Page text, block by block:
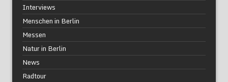
Interviews
Menschen in Berlin
Messen
Natur in Berlin
News
Radtour